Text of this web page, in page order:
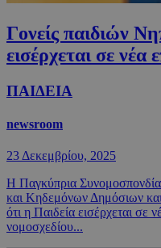
Γονείς παιδιών
εισέρχεται σε νέα
ΠΑΙΔΕΙΑ
newsroom
23 Δεκεμβρίου, 2025
Η Παγκύπρια
και Κηδεμόνων Δημόσιων
ότι η Παιδεία εισέρχεται σε
νομοσχεδίου...